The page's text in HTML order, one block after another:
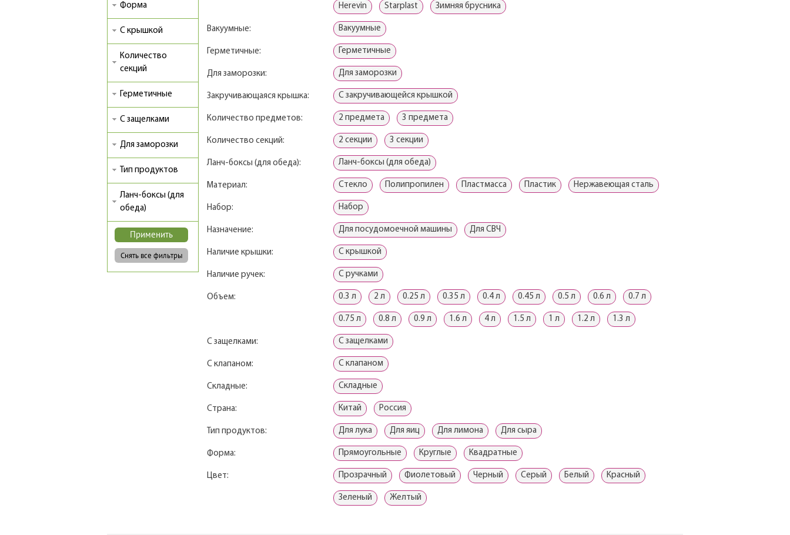
Форма
С крышкой
Количество
секций
Герметичные
С защелками
Для заморозки
Тип продуктов
Ланч-боксы (для
обеда)
Herevin Starplast Зимняя брусника
Вакуумные: Вакуумные
Герметичные: Герметичные
Для заморозки: Для заморозки
Закручивающаяся крышка: С закручивающейся крышкой
Количество предметов: 2 предмета 3 предмета
Количество секций: 2 секции 3 секции
Ланч-боксы (для обеда): Ланч-боксы (для обеда)
Материал: Стекло Полипропилен Пластмасса Пластик Нержавеющая сталь
Набор: Набор
Назначение: Для посудомоечной машины Для СВЧ
Наличие крышки: С крышкой
Наличие ручек: С ручками
Объем: 0.3 л 2 л 0.25 л 0.35 л 0.4 л 0.45 л 0.5 л 0.6 л 0.7 л
0.75 л 0.8 л 0.9 л 1.6 л 4 л 1.5 л 1 л 1.2 л 1.3 л
С защелками: С защелками
С клапаном: С клапаном
Складные: Складные
Страна: Китай Россия
Тип продуктов: Для лука Для яиц Для лимона Для сыра
Форма: Прямоугольные Круглые Квадратные
Цвет: Прозрачный Фиолетовый Черный Серый Белый Красный
Зеленый Желтый